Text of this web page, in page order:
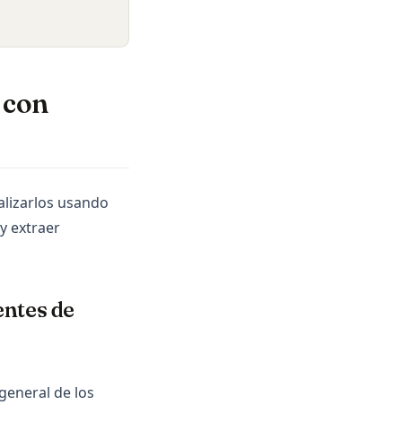
usando
extraer
de
de los